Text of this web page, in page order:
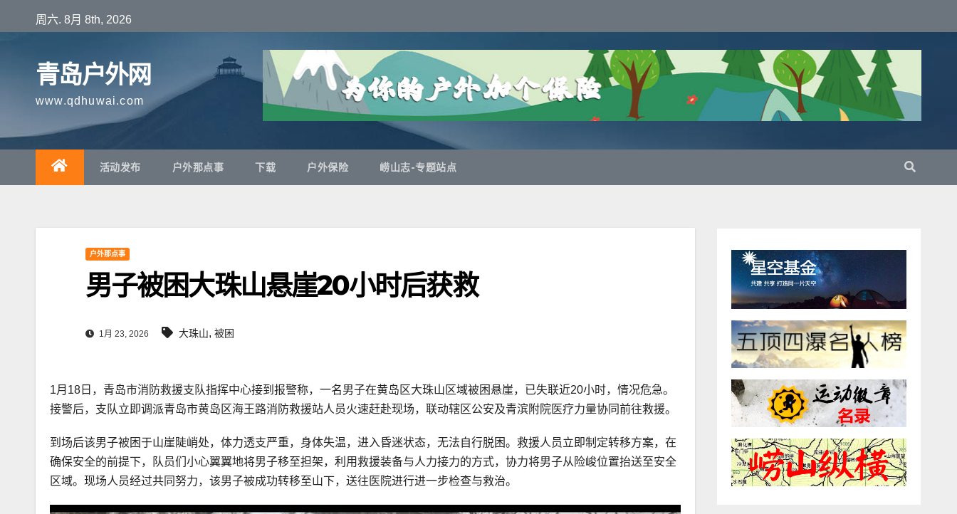
至
周六. 8月 8th, 2026
青岛户外网
www.qdhuwai.com
活动发布 户外那点事 下载 户外保险 崂山志-专题站点
户外那点事
男子被困大珠山悬崖20小时后获救
1月 23, 2026 大珠山, 被困
1月18日，青岛市消防救援支队指挥中心接到报警称，一名男子在黄岛区大珠山区域被困悬崖，已失联近20小时，情况危急。
接警后，支队立即调派青岛市黄岛区海王路消防救援站人员火速赶赴现场，联动辖区公安及青滨附院医疗力量协同前往救援。
到场后该男子被困于山崖陡峭处，体力透支严重，身体失温，进入昏迷状态，无法自行脱困。救援人员立即制定转移方案，在
确保安全的前提下，队员们小心翼翼地将男子移至担架，利用救援装备与人力接力的方式，协力将男子从险峻位置抬送至安全
区域。现场人员经过共同努力，该男子被成功转移至山下，送往医院进行进一步检查与救治。